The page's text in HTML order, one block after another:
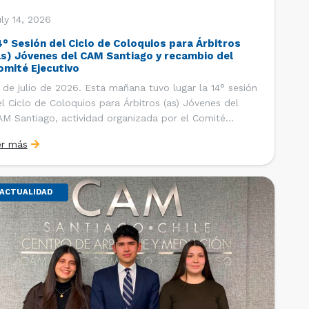
14, 2026
Sesión del Ciclo de Coloquios para Árbitros
Jóvenes del CAM Santiago y recambio del
Ejecutivo
de julio de 2026. Esta mañana tuvo lugar la 14° sesión
Ciclo de Coloquios para Árbitros (as) Jóvenes del
Santiago, actividad organizada por el Comité
y Relaciones Internacionales del Centro, con la
de que los integrantes […]
más
ACTUALIDAD